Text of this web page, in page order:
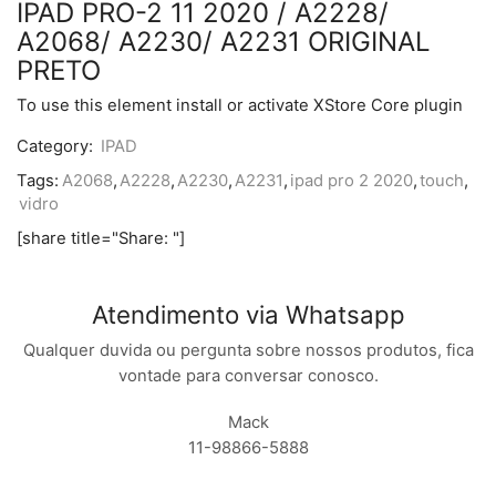
IPAD PRO-2 11 2020 / A2228/
A2068/ A2230/ A2231 ORIGINAL
PRETO
To use this element install or activate XStore Core plugin
Category: IPAD
Tags: A2068,A2228,A2230,A2231, ipad pro 2 2020,touch,
vidro
[share title="Share: "]
Atendimento via Whatsapp
Qualquer duvida ou pergunta sobre nossos produtos, fica
vontade para conversar conosco.
Mack
11-98866-5888